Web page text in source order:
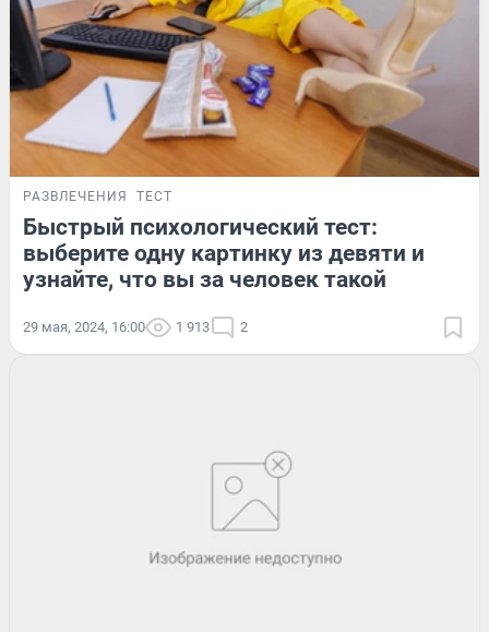
РАЗВЛЕЧЕНИЯ ТЕСТ
Быстрый психологический тест:
выберите одну картинку из девяти и
узнайте, что вы за человек такой
29 мая, 2024, 16:00 1 913 2